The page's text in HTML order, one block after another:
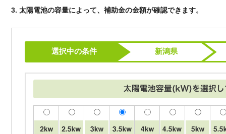
3. 太陽電池の容量によって、補助金の金額が確認できます。
選択中の条件 新潟県